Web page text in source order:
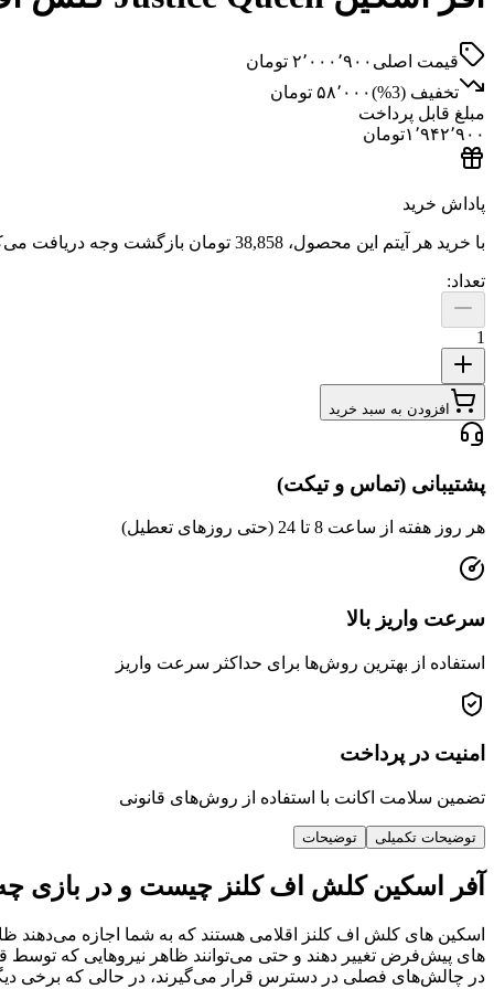
قیمت اصلی ۲٬۰۰۰٬۹۰۰ تومان
تخفیف (3
%)۵۸٬۰۰۰ تومان
مبلغ قابل پرداخت
۱٬۹۴۲٬۹۰۰تومان
پاداش خرید
با خرید هر آیتم این محصول، 38,858 تومان بازگشت وجه دریافت
تعداد:
1
افزودن به سبد خرید
پشتیبانی (تماس و تیکت)
هر روز هفته از ساعت 8 تا 24 (حتی روزهای تعطیل)
سرعت واریز بالا
استفاده از بهترین روش‌ها برای حداکثر سرعت واریز
امنیت در پرداخت
تضمین سلامت اکانت با استفاده از روش‌های قانونی
توضیحات تکمیلی توضیحات
آفر اسکین کلش اف کلنز چیست و در بازی
اسکین های کلش اف کلنز اقلامی هستند که به شما اجازه می‌دهند
های پیش‌فرض تغییر دهند و حتی می‌توانند ظاهر نیروهایی که توسط
در چالش‌های فصلی در دسترس قرار می‌گیرند، در حالی که برخی